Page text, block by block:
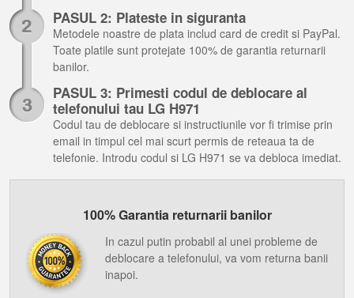
PASUL 2: Plateste in siguranta
Metodele noastre de plata includ card de credit si PayPal.
Toate platile sunt protejate 100% de garantia returnarii
banilor.
PASUL 3: Primesti codul de deblocare al
telefonului tau LG H971
Codul tau de deblocare si instructiunile vor fi trimise prin
email in timpul cel mai scurt permis de reteaua ta de
telefonie. Introdu codul si LG H971 se va debloca imediat.
100% Garantia returnarii banilor
In cazul putin probabil al unei probleme de
deblocare a telefonului, va vom returna banii
inapoi.